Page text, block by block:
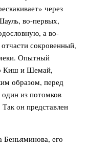
через
во-первых,
а во-
сокровенный,
Опытный
Киш и Шемай,
образом, перед
из потомков
он представлен
его